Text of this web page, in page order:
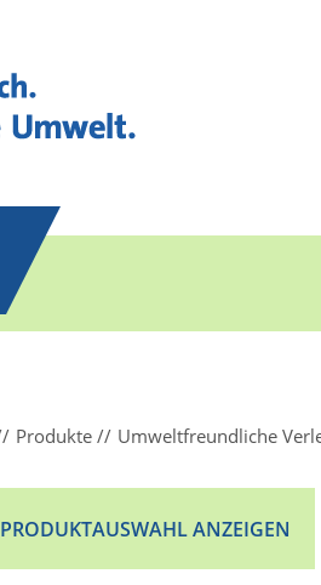
Produkte Umweltfreundliche
PRODUKTAUSWAHL ANZEIGEN